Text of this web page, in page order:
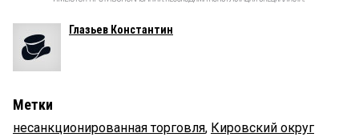
Глазьев Константин
Метки
несанкционированная торговля, Кировский округ